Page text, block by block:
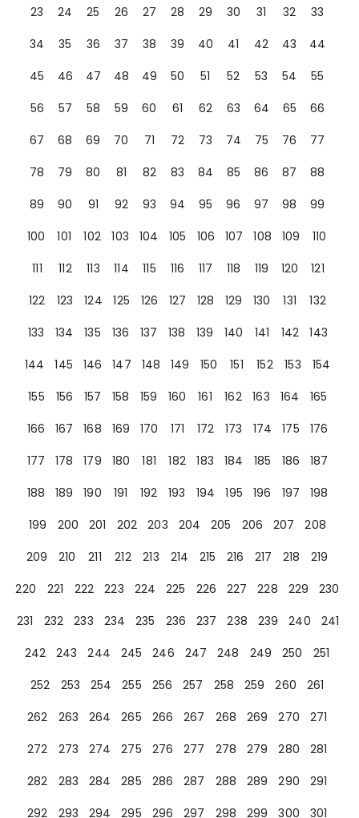
23
24 25 26 27 28 29 30 31 32
33
34
35 36 37 38 39 40 41 42 43
44
45
46 47 48 49 50 51 52 53 54
55
56
57 58 59 60 61 62 63 64 65
66
67
68 69 70 71 72 73 74 75 76
77
78
79 80 81 82 83 84 85 86 87
88
89
90 91 92 93 94 95 96 97 98
99
100
101 102 103 104 105 106 107 108 109
110
111
112 113 114 115 116 117 118 119 120
121
122
123 124 125 126 127 128 129 130 131
132
133
134 135 136 137 138 139 140 141 142
143
144
145 146 147 148 149 150 151 152 153
154
155
156 157 158 159 160 161 162 163 164
165
166
167 168 169 170 171 172 173 174 175
176
177
178 179 180 181 182 183 184 185 186
187
188
189 190 191 192 193 194 195 196 197
198
199
200 201 202 203 204 205 206 207
208
209
210 211 212 213 214 215 216 217 218
219
220
221 222 223 224 225 226 227 228 229
230
231
232 233 234 235 236 237 238 239 240
241
242
243 244 245 246 247 248 249 250
251
252
253 254 255 256 257 258 259 260
261
262
263 264 265 266 267 268 269 270
271
272
273 274 275 276 277 278 279 280
281
282
283 284 285 286 287 288 289 290
291
292
293 294 295 296 297 298 299 300 301